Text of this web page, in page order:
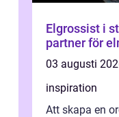
Elgrossist i stockholm
partner för
03 augusti
inspiration
Att skapa en